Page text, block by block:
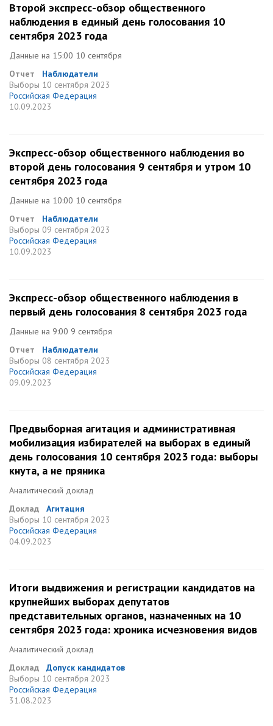
Второй экспресс-обзор общественного
наблюдения в единый день голосования 10
сентября 2023 года
Данные на 15:00 10 сентября
Отчет
Наблюдатели
Выборы 10 сентября 2023
Российская Федерация
10.09.2023
Экспресс-обзор общественного наблюдения во
второй день голосования 9 сентября и утром 10
сентября 2023 года
Данные на 10:00 10 сентября
Отчет
Наблюдатели
Выборы 09 сентября 2023
Российская Федерация
10.09.2023
Экспресс-обзор общественного наблюдения в
первый день голосования 8 сентября 2023 года
Данные на 9:00 9 сентября
Отчет
Наблюдатели
Выборы 08 сентября 2023
Российская Федерация
09.09.2023
Предвыборная агитация и административная
мобилизация избирателей на выборах в единый
день голосования 10 сентября 2023 года: выборы
кнута, а не пряника
Аналитический доклад
Доклад
Агитация
Выборы 10 сентября 2023
Российская Федерация
04.09.2023
Итоги выдвижения и регистрации кандидатов на
крупнейших выборах депутатов
представительных органов, назначенных на 10
сентября 2023 года: хроника исчезновения видов
Аналитический доклад
Доклад
Допуск кандидатов
Выборы 10 сентября 2023
Российская Федерация
31.08.2023